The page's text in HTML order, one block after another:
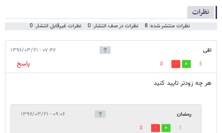
نظرات
نظرات منتشر شده: 8 نظرات در صف انتشار: 0 نظرات غیرقابل انتشار: 0
تقی ۰۷:۴۷ - ۱۳۹۶/۰۳/۲۱
5
0
پاسخ
هر چه زودتر تایید کنید
رمضان ۰۹:۰۶ - ۱۳۹۶/۰۳/۲۱
1
0